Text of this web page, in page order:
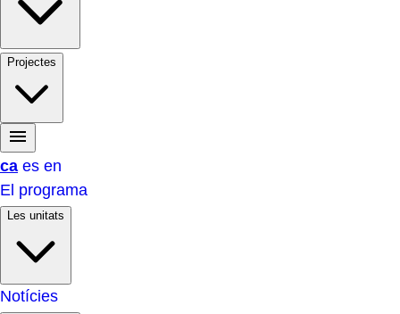
Projectes
ca es en
El programa
Les unitats
Notícies